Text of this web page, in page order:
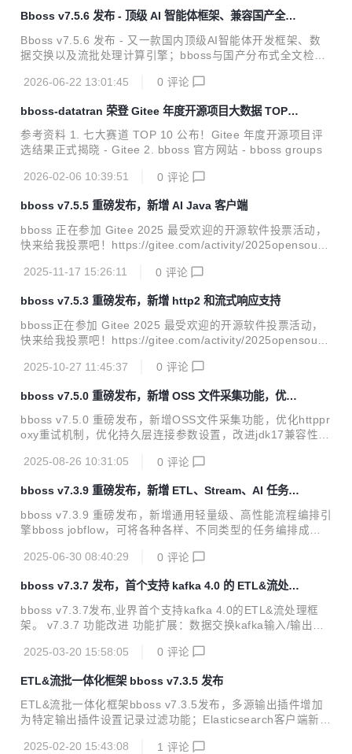
Bboss v7.5.6 发布 - 顶级 AI 智能体框架、兼容国产全文
检索产品 Easysearch
Bboss v7.5.6 发布 - 又一款国内顶级AI智能体开发框架、数
据交换以及流批处理计算引擎；bboss与国产分布式全文检索
户端全面兼容Easysearch全系列版本；带来诸多功能改进和b
-Action模式；基于bboss有向循环图实现多智能体编排和自主
循环迭代，支持并行、串行、条件、路由、裁判、通用、循环l
oop等多种智能体节点，轻松按需编排一切可能的任务节点到
智能体工作流；支持智能体工作流定时调度执行，提供节假日
忽略执行或者指定...
2026-06-22 13:01:45 0 评论
bboss-datatran 荣登 Gitee 年度开源项目大数据 TOP10
榜单
参考资料 1. 七大赛道 TOP 10 公布！Gitee 年度开源项目评
选结果正式揭晓 - Gitee 2. bboss 官方网站 - bboss groups
2026-02-06 10:39:51 0 评论
bboss v7.5.5 重磅发布，新增 AI Java 客户端
bboss 正在参加 Gitee 2025 最受欢迎的开源软件投票活动，
快来给我投票吧！https://gitee.com/activity/2025opensourc
端，同时带来一系列功能完善和改进。bboss ai java客户端目
验）： 文本对话 图像识别 图像生成 语音识别 语音生成 视频
生成 v7.5.5 功能改进 AI模型客户端服务改进：发送流结束事
件到前端，可以在流结束事件中附带附加信息，例如：Rag附
件材料链接等 AI模型客户端httprp...
2025-11-17 15:26:11 0 评论
bboss v7.5.3 重磅发布，新增 http2 和流式响应支持
bboss正在参加 Gitee 2025 最受欢迎的开源软件投票活动，
快来给我投票吧！https://gitee.com/activity/2025opensourc
响应支持，轻松实现各种大模型流式模式调用，同时带来一系
0 websocket功能 工作流改进：工作流触发器脚本接口增加lo
gger日志对象，用于在脚本中记录日志 优化数据库管理工具
mysqlbinlog同步改进：自定义BinaryLogClientExt，打印异
常情况日...
2025-10-27 11:45:37 0 评论
bboss v7.5.0 重磅发布，新增 OSS 文件采集功能，优化
httpproxy 重试机制
bboss v7.5.0 重磅发布，新增OSS文件采集功能，优化httppr
oxy重试机制，优化持久层连接参数设置，改进jdk17兼容性。
异步执行模式 工作流改进：通用函数节点提供抽象函数基础类
供了节点初始化方法的实现 工作流改进：完善工作流执行上下
文参数管理api，获取参数方法可以指定默认值 工作流改进：
完善并行分支barrier机制：增加自定义JobFlowCyclicBarrie
r，设置barrier超时时间，避免出现一直阻塞等待的可能性 文
件采集插件...
2025-08-26 10:31:05 0 评论
bboss v7.3.9 重磅发布，新增 ETL、Stream、AI 任务流
程编排引擎
bboss v7.3.9 重磅发布，新增通用轻量级、高性能流程编排引
擎bboss jobflow，可将各种各样、不同类型的任务编排成工
作业任务、业务办理任务、充值缴费任务以及大模型推理任务
oss jobflow，使用参考文档 https://esdoc.bbossgroups.co
m/#/jobworkflow 数据交换模块增加作业流程任务编排功能 基
础框架jdk 17+版本兼容性改进 引入amz s3协议，实现文件上
2025-06-30 08:40:29 0 评论
bboss v7.3.7 发布，首个支持 kafka 4.0 的 ETL&流处理
框架
bboss v7.3.7发布,业界首个支持kafka 4.0的ETL&流处理框
架。 v7.3.7 功能改进 功能扩展：数据交换kafka输入/输出插
4.0插件数据交换作业案例下载地址 https://gitee.com/bboss/
数据交换Serial任务执行时报TaskMetrics空指针问题 参考资
料 bboss ETL 工具使用集成指南 https://esdoc.bbossgroup
s.com/#/db-e...
2025-03-20 15:58:05 0 评论
ETL&流批一体化框架 bboss v7.3.5 发布
ETL&流批一体化框架bboss v7.3.5发布，多源输出插件增加
为特定输出插件设置记录过滤功能；Elasticsearch客户端新增
client和http微服务框架增加对Kerberos认证支持；支持基于K
2025-02-20 15:43:08 1 评论